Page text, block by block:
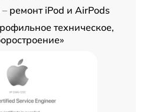
ремонт iPod и AirPods
техническое,